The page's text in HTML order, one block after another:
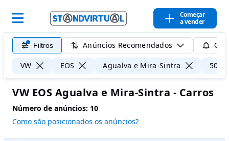
Começar
a vender
Filtros Anúncios Recomendados
VW EOS Agualva e Mira-Sintra 50
VW EOS Agualva e Mira-Sintra - Carros
Número de anúncios: 10
Como são posicionados os anúncios?